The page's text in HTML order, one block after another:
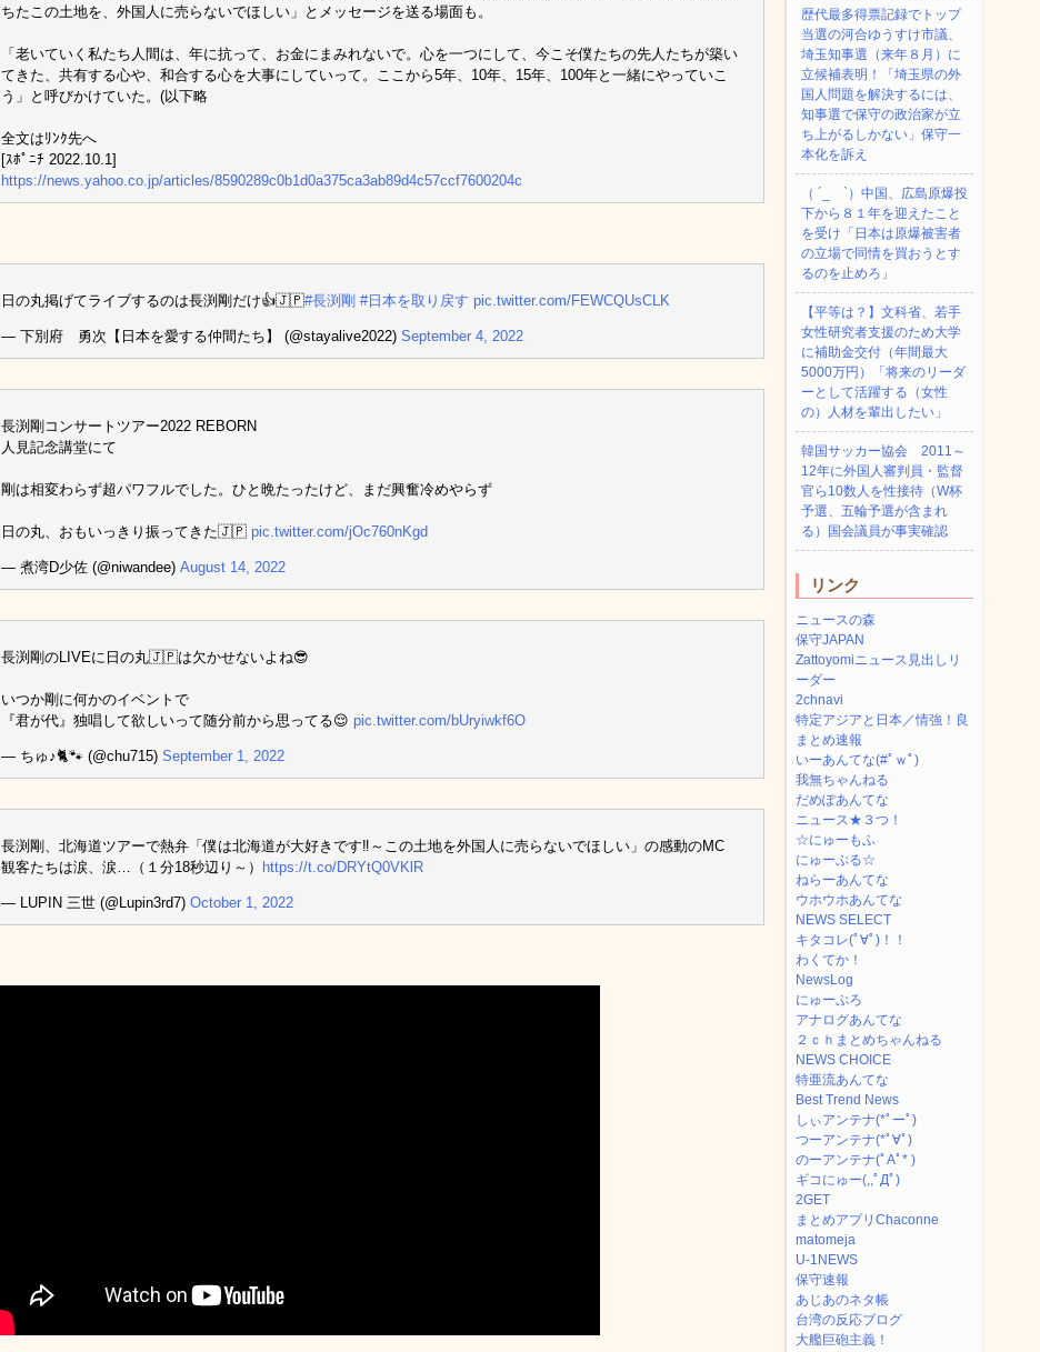
ちたこの土地を、外国人に売らないでほしい」とメッセージを送る場面も。
「老いていく私たち人間は、年に抗って、お金にまみれないで。心を一つにして、今こそ僕たちの先人たちが築い
てきた、共有する心や、和合する心を大事にしていって。ここから5年、10年、15年、100年と一緒にやっていこ
う」と呼びかけていた。(以下略
全文はﾘﾝｸ先へ
[ｽﾎﾟﾆﾁ 2022.10.1]
https://news.yahoo.co.jp/articles/8590289c0b1d0a375ca3ab89d4c57ccf7600204c
日の丸掲げてライブするのは長渕剛だけ👍🇯🇵#長渕剛 #日本を取り戻す pic.twitter.com/FEWCQUsCLK
— 下別府 勇次【日本を愛する仲間たち】 (@stayalive2022) September 4, 2022
長渕剛コンサートツアー2022 REBORN
人見記念講堂にて
剛は相変わらず超パワフルでした。ひと晩たったけど、まだ興奮冷めやらず
日の丸、おもいっきり振ってきた🇯🇵 pic.twitter.com/jOc760nKgd
— 煮湾D少佐 (@niwandee) August 14, 2022
長渕剛のLIVEに日の丸🇯🇵は欠かせないよね😎
いつか剛に何かのイベントで
『君が代』独唱して欲しいって随分前から思ってる😌 pic.twitter.com/bUryiwkf6O
— ちゅ♪🐈🐾 (@chu715) September 1, 2022
長渕剛、北海道ツアーで熱弁「僕は北海道が大好きです‼️～この土地を外国人に売らないでほしい」の感動のMC
観客たちは涙、涙…（１分18秒辺り～） https://t.co/DRYtQ0VKlR
— LUPIN 三世 (@Lupin3rd7) October 1, 2022
歴代最多得票記録でトップ
当選の河合ゆうすけ市議、
埼玉知事選（来年８月）に
立候補表明！「埼玉県の外
国人問題を解決するには、
知事選で保守の政治家が立
ち上がるしかない」保守一
本化を訴え
（ ´_ゝ`）中国、広島原爆投
下から８１年を迎えたこと
を受け「日本は原爆被害者
の立場で同情を買おうとす
るのを止めろ」
【平等は？】文科省、若手
女性研究者支援のため大学
に補助金交付（年間最大
5000万円）「将来のリーダ
ーとして活躍する（女性
の）人材を輩出したい」
韓国サッカー協会 2011～
12年に外国人審判員・監督
官ら10数人を性接待（W杯
予選、五輪予選が含まれ
る）国会議員が事実確認
リンク
ニュースの森
保守JAPAN
Zattoyomiニュース見出しリ
ーダー
2chnavi
特定アジアと日本／情強！良
まとめ速報
いーあんてな(#ﾟｗﾟ)
我無ちゃんねる
だめぽあんてな
ニュース★３つ！
☆にゅーもふ
にゅーぷる☆
ねらーあんてな
ウホウホあんてな
NEWS SELECT
キタコレ(ﾟ∀ﾟ)！！
わくてか！
NewsLog
にゅーぷろ
アナログあんてな
２ｃｈまとめちゃんねる
NEWS CHOICE
特亜流あんてな
Best Trend News
しぃアンテナ(*ﾟーﾟ)
つーアンテナ(*ﾟ∀ﾟ)
のーアンテナ(ﾟAﾟ* )
ギコにゅー(,,ﾟДﾟ)
2GET
まとめアプリChaconne
matomeja
U-1NEWS
保守速報
あじあのネタ帳
台湾の反応ブログ
大艦巨砲主義！